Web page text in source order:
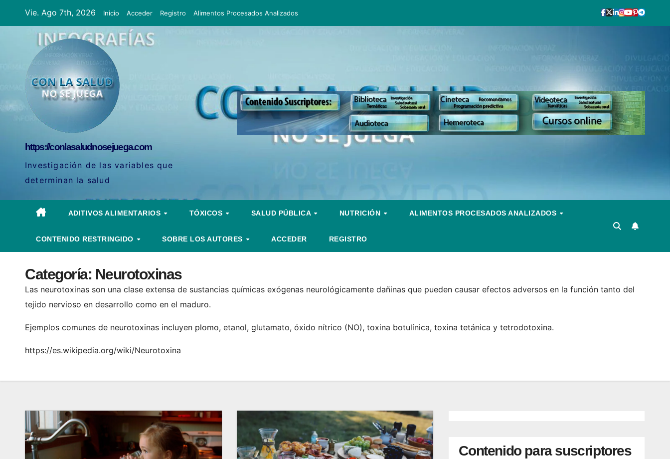
contenido
Vie. Ago 7th, 2026 Inicio Acceder Registro Alimentos Procesados Analizados
https://conlasaludnosejuega.com
Investigación de las variables que
determinan la salud
ADITIVOS ALIMENTARIOS TÓXICOS SALUD PÚBLICA NUTRICIÓN ALIMENTOS PROCESADOS ANALIZADOS
CONTENIDO RESTRINGIDO SOBRE LOS AUTORES ACCEDER REGISTRO
Categoría: Neurotoxinas
Las neurotoxinas son una clase extensa de sustancias químicas exógenas neurológicamente dañinas​ que pueden causar efectos adversos en la función tanto del
tejido nervioso en desarrollo como en el maduro.
Ejemplos comunes de neurotoxinas incluyen plomo,​ etanol,​ glutamato,​ óxido nítrico (NO),​ toxina botulínica,​ toxina tetánica​ y tetrodotoxina.
https://es.wikipedia.org/wiki/Neurotoxina
Contenido para suscriptores